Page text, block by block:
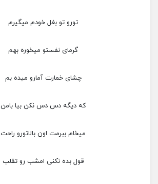
تورو تو بغل خودم میگیرم
گرمای نفستو میخوره بهم
چشای خمارت آمارو میده بم
که دیگه دس دس نکن بیا بامن
میخام ببرمت اون بالاتورو راحت
قول بده نکنی امشب رو تقلب